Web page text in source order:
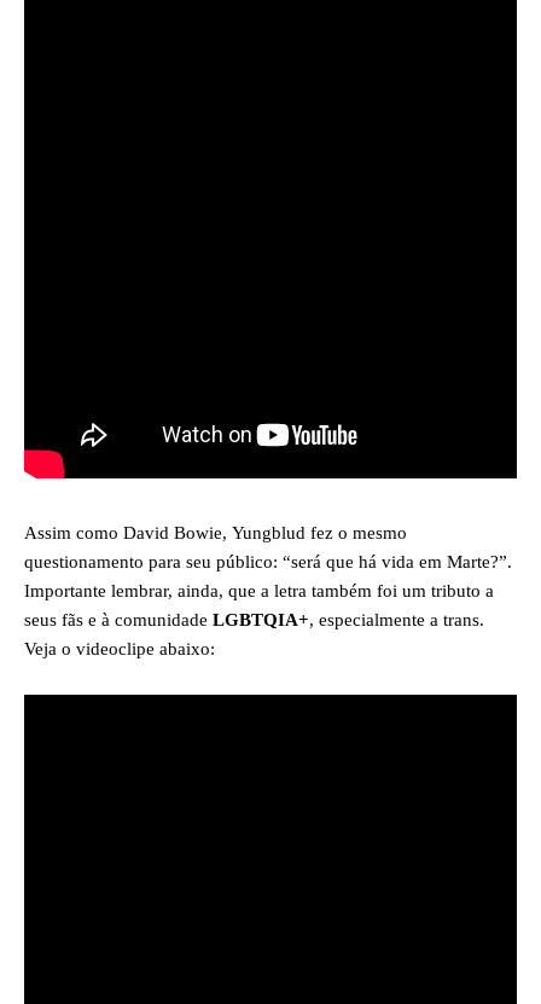
Assim como David Bowie, Yungblud fez o mesmo
questionamento para seu público: “será que há vida em Marte?”.
Importante lembrar, ainda, que a letra também foi um tributo a
seus fãs e à comunidade LGBTQIA+, especialmente a trans.
Veja o videoclipe abaixo: